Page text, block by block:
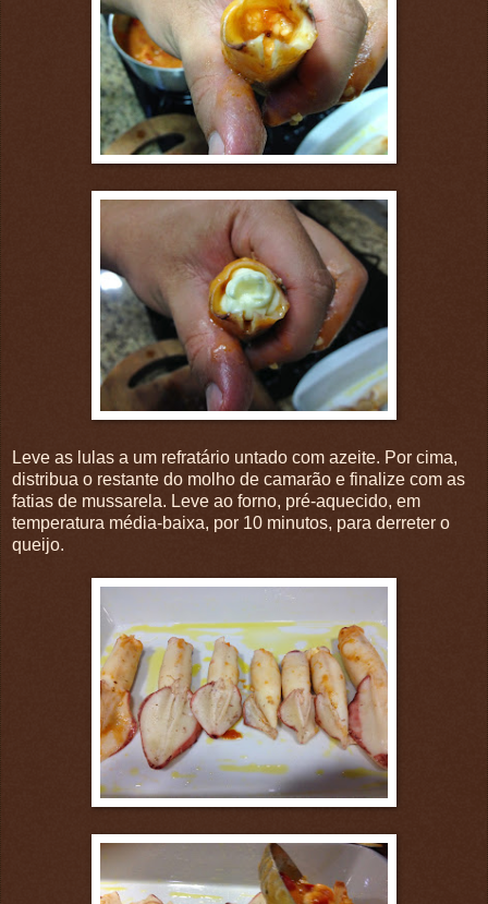
Leve as lulas a um refratário untado com azeite. Por cima,
distribua o restante do molho de camarão e finalize com as
fatias de mussarela. Leve ao forno, pré-aquecido, em
temperatura média-baixa, por 10 minutos, para derreter o
queijo.